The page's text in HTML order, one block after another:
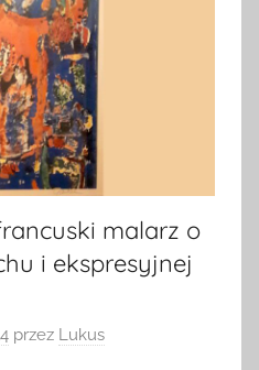
malarz o
i ekspresyjnej
przez Lukus